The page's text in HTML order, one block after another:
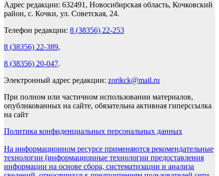
Адрес редакции: 632491, Новосибирская область, Кочковский
район, с. Кочки, ул. Советская, 24.
Телефон редакции: 8 (38356) 22-253
8 (38356) 22-389,
8 (38356) 20-047.
Электронный адрес редакции: zorikck@mail.ru
При полном или частичном использовании материалов,
опубликованных на сайте, обязательна активная гиперссылка
на сайт
Политика конфиденциальных персональных данных
На информационном ресурсе применяются рекомендательные
технологии (информационные технологии предоставления
информации на основе сбора, систематизации и анализа